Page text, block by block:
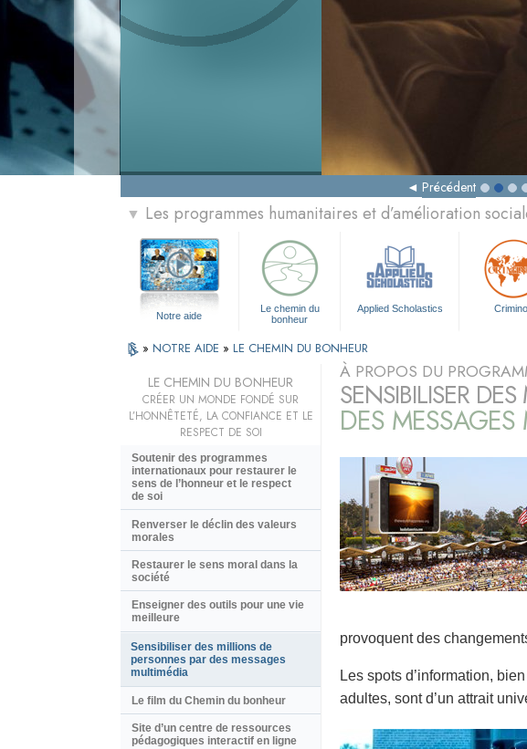
Précédent
▼ Les programmes humanitaires et d’amélioration
Notre aide
Le chemin du
bonheur
Applied Scholastics
» NOTRE AIDE » LE CHEMIN DU BONHEUR
À PROPOS DU
SENSIBILISER
DES MESSAGES
provoquent des
Les spots d’information,
adultes, sont d’un attrait
LE CHEMIN DU BONHEUR
CRÉER UN MONDE FONDÉ SUR
L’HONNÊTETÉ, LA CONFIANCE ET LE
RESPECT DE SOI
Soutenir des programmes
internationaux pour restaurer le
sens de l’honneur et le respect
de soi
Renverser le déclin des valeurs
morales
Restaurer le sens moral dans la
société
Enseigner des outils pour une vie
meilleure
Sensibiliser des millions de
personnes par des messages
multimédia
Le film du Chemin du bonheur
Site d’un centre de ressources
pédagogiques interactif en ligne